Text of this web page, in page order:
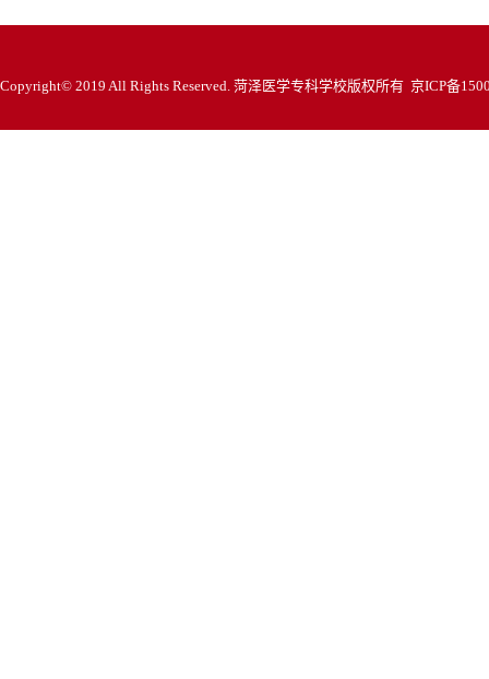
Copyright© 2019 All Rights Reserved. 菏泽医学专科学校版权所有 京ICP备